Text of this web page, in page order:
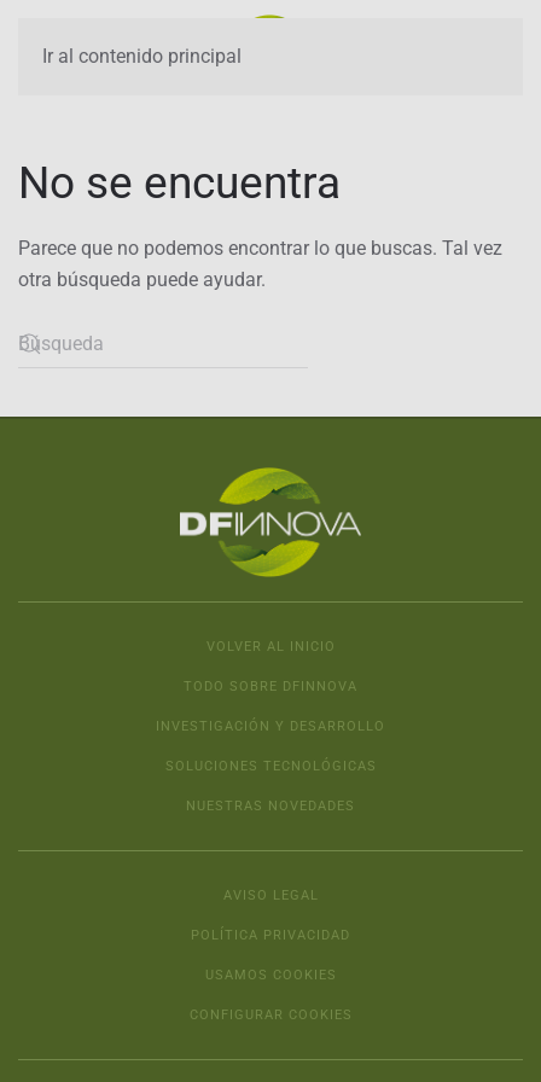
Ir al contenido principal
No se encuentra
Parece que no podemos encontrar lo que buscas. Tal vez
otra búsqueda puede ayudar.
VOLVER AL INICIO
TODO SOBRE DFINNOVA
INVESTIGACIÓN Y DESARROLLO
SOLUCIONES TECNOLÓGICAS
NUESTRAS NOVEDADES
AVISO LEGAL
POLÍTICA PRIVACIDAD
USAMOS COOKIES
CONFIGURAR COOKIES